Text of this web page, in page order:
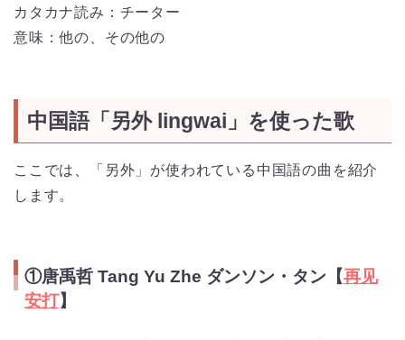
カタカナ読み：チーター
意味：他の、その他の
中国語「另外 lingwai」を使った歌
ここでは、「另外」が使われている中国語の曲を紹介
します。
①唐禹哲 Tang Yu Zhe ダンソン・タン【再见
安打】